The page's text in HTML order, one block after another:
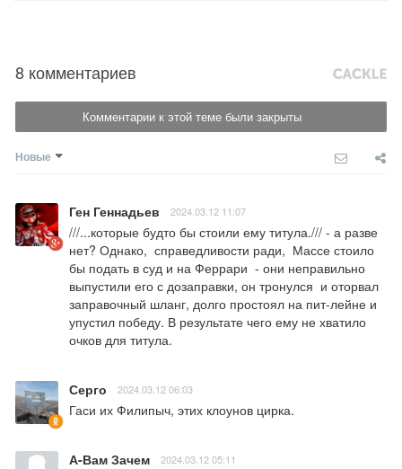
8 комментариев
Комментарии к этой теме были закрыты
Новые
Ген Геннадьев 2024.03.12 11:07
///...которые будто бы стоили ему титула./// - а разве
нет? Однако,  справедливости ради,  Массе стоило
бы подать в суд и на Феррари  - они неправильно
выпустили его с дозаправки, он тронулся  и оторвал
заправочный шланг, долго простоял на пит-лейне и
упустил победу. В результате чего ему не хватило
очков для титула.
Серго 2024.03.12 06:03
Гаси их Филипыч, этих клоунов цирка.
А-Вам Зачем 2024.03.12 05:11